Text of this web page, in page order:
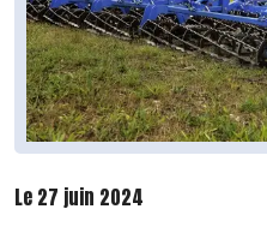
Le 27 juin 2024